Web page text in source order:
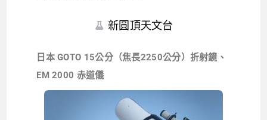
新圓頂天文台
日本 GOTO 15公分（焦長2250公分）折射鏡、
EM 2000 赤道儀